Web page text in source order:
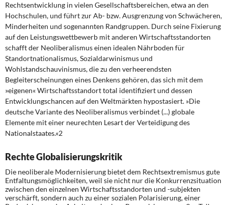
Rechtsentwicklung in vielen Gesellschaftsbereichen, etwa an den
Hochschulen, und führt zur Ab- bzw. Ausgrenzung von Schwächeren,
Minderheiten und sogenannten Randgruppen. Durch seine Fixierung
auf den Leistungswettbewerb mit anderen Wirtschaftsstandorten
schafft der Neoliberalismus einen idealen Nährboden für
Standortnationalismus, Sozialdarwinismus und
Wohlstandschauvinismus, die zu den verheerendsten
Begleiterscheinungen eines Denkens gehören, das sich mit dem
»eigenen« Wirtschaftsstandort total identifiziert und dessen
Entwicklungschancen auf den Weltmärkten hypostasiert. »Die
deutsche Variante des Neoliberalismus verbindet (...) globale
Elemente mit einer neurechten Lesart der Verteidigung des
Nationalstaates.«2
Rechte Globalisierungskritik
Die neoliberale Modernisierung bietet dem Rechtsextremismus gute
Entfaltungsmöglichkeiten, weil sie nicht nur die Konkurrenzsituation
zwischen den einzelnen Wirtschaftsstandorten und -subjekten
verschärft, sondern auch zu einer sozialen Polarisierung, einer